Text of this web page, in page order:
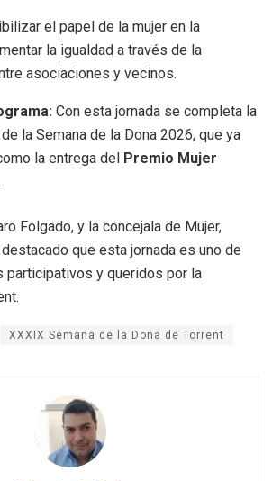
el papel de la mujer en la
la igualdad a través de la
asociaciones y vecinos.
Con esta jornada se completa la
la Semana de la Dona 2026, que ya
la entrega del
Premio Mujer
Folgado, y la concejala de Mujer,
que esta jornada es uno de
participativos y queridos por la
.
XXXIX Semana de la Dona de Torrent